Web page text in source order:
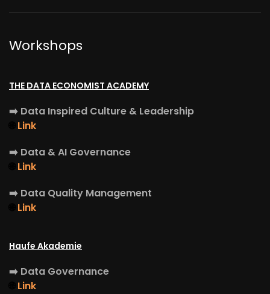
Workshops
THE DATA ECONOMIST ACADEMY
➡️ Data Inspired Culture & Leadership
Link
➡️ Data & AI Governance
Link
➡️ Data Quality Management
Link
Haufe Akademie
➡️ Data Governance
Link